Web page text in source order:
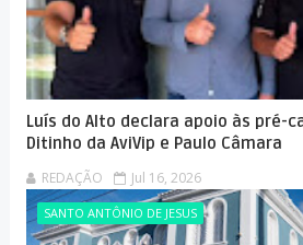
Luís do Alto declara apoio às pré-
Ditinho da AviVip e Paulo Câmara
REDAÇÃO Jul 16, 2026
SANTO ANTÔNIO DE JESUS